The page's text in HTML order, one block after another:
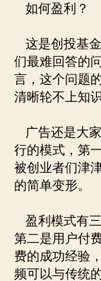
如何盈利？
这是创投基
们最难回答的
言，这个问题
清晰轮不上知
广告还是大
行的模式，第
被创业者们津
的简单变形。
盈利模式有
第二是用户付
费的成功经验
频可以与传统